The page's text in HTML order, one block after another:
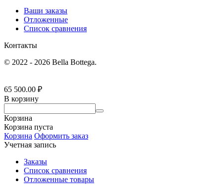
Ваши заказы
Отложенные
Список сравнения
Контакты
© 2022 - 2026 Bella Bottega.
65 500.00 ₽
В корзину
Корзина
Корзина пуста
Корзина Оформить заказ
Учетная запись
Заказы
Список сравнения
Отложенные товары